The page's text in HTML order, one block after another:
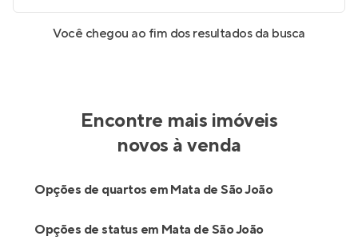
Você chegou ao fim dos resultados da busca
Encontre mais imóveis
novos à venda
Opções de quartos em Mata de São João
Opções de status em Mata de São João